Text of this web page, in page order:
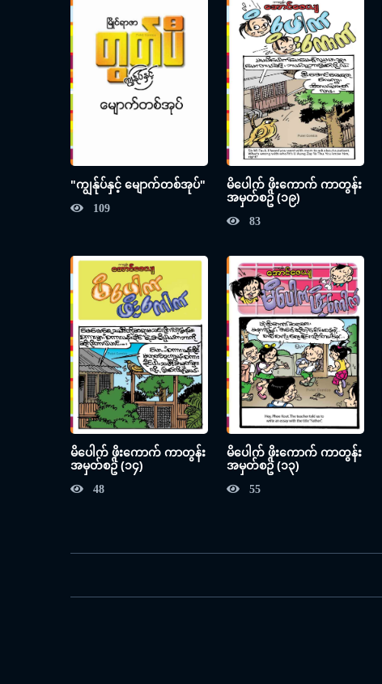
"ကျွန်ုပ်နှင့် မျောက်တစ်အုပ်"
109
မိပေါက် ဖိုးကောက် ကာတွန်း
အမှတ်စဥ် (၁၉)
83
မိပေါက် ဖိုးကောက် ကာတွန်း
အမှတ်စဥ် (၁၄)
48
မိပေါက် ဖိုးကောက် ကာတွန်း
အမှတ်စဥ် (၁၃)
55